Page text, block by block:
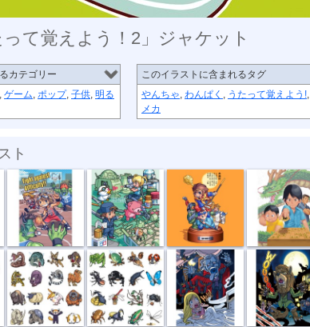
て覚えよう！2」ジャケット
カテゴリー
, ゲーム, ポップ, 子供, 明る
このイラストに含まれるタグ
やんちゃ, わんぱく , うたって覚えよう!,
メカ
ト
fight agains...
どうぶつシー... こんちゅうシ... 吸血鬼ドラキ... 狼男